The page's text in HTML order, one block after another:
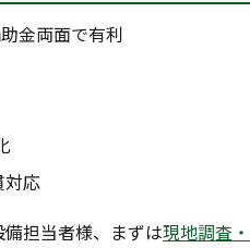
金両面で有利
応
担当者様、まずは現地調査